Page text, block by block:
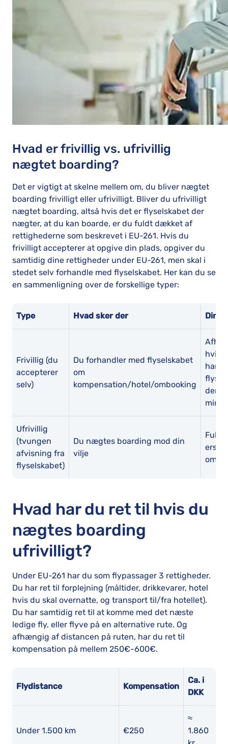
Hvad er frivillig vs. ufrivillig
nægtet boarding?
Det er vigtigt at skelne mellem om, du bliver nægtet
boarding frivilligt eller ufrivilligt. Bliver du ufrivilligt
nægtet boarding, altså hvis det er flyselskabet der
nægter, at du kan boarde, er du fuldt dækket af
rettighederne som beskrevet i EU-261. Hvis du
frivilligt accepterer at opgive din plads, opgiver du
samtidig dine rettigheder under EU-261, men skal i
stedet selv forhandle med flyselskabet. Her kan du se
en sammenligning over de forskellige typer:
Type Hvad sker der Dine
Frivillig (du
accepterer
selv)
Du forhandler med flyselskabet
om
kompensation/hotel/ombooking
har
der
Ufrivillig
(tvungen
afvisning fra
flyselskabet)
Du nægtes boarding mod din
vilje
Fuld
Hvad har du ret til hvis du
nægtes boarding
ufrivilligt?
Under EU-261 har du som flypassager 3 rettigheder.
Du har ret til forplejning (måltider, drikkevarer, hotel
hvis du skal overnatte, og transport til/fra hotellet).
Du har samtidig ret til at komme med det næste
ledige fly, eller flyve på en alternative rute. Og
afhængig af distancen på ruten, har du ret til
kompensation på mellem 250€-600€.
Flydistance Kompensation
Ca. i
DKK
Under 1.500 km €250
≈
1.860